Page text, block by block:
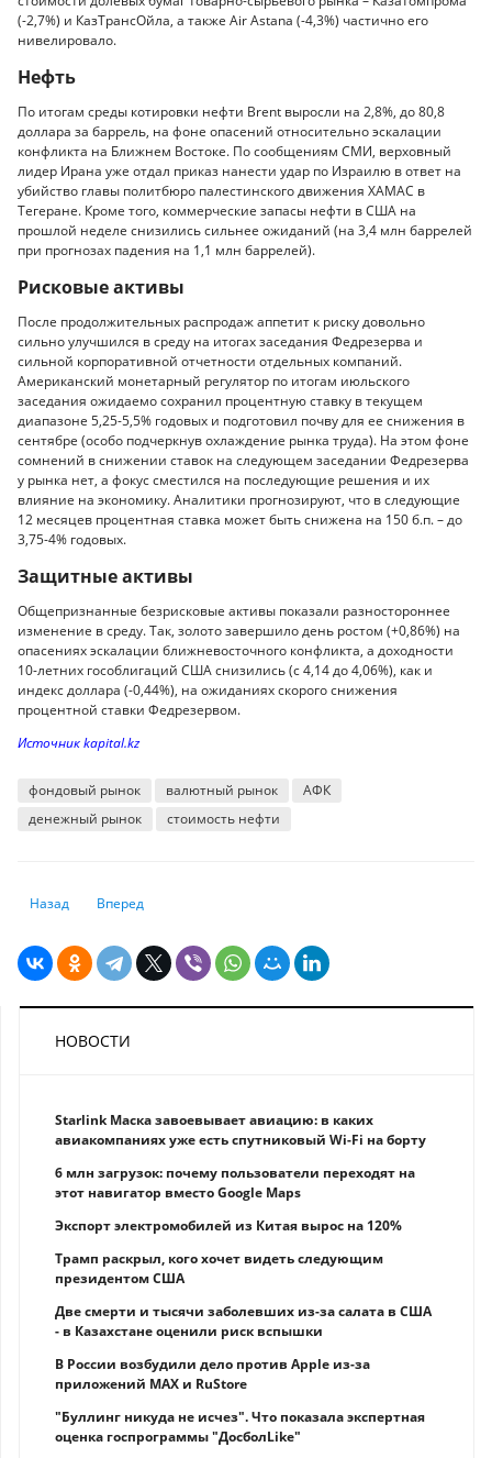
(-2,7%) и КазТрансОйла, а также Air Astana (-4,3%) частично его
нивелировало.
Нефть
По итогам среды котировки нефти Brent выросли на 2,8%, до 80,8
доллара за баррель, на фоне опасений относительно эскалации
конфликта на Ближнем Востоке. По сообщениям СМИ, верховный
лидер Ирана уже отдал приказ нанести удар по Израилю в ответ на
убийство главы политбюро палестинского движения ХАМАС в
Тегеране. Кроме того, коммерческие запасы нефти в США на
прошлой неделе снизились сильнее ожиданий (на 3,4 млн баррелей
при прогнозах падения на 1,1 млн баррелей).
Рисковые активы
После продолжительных распродаж аппетит к риску довольно
сильно улучшился в среду на итогах заседания Федрезерва и
сильной корпоративной отчетности отдельных компаний.
Американский монетарный регулятор по итогам июльского
заседания ожидаемо сохранил процентную ставку в текущем
диапазоне 5,25-5,5% годовых и подготовил почву для ее снижения в
сентябре (особо подчеркнув охлаждение рынка труда). На этом фоне
сомнений в снижении ставок на следующем заседании Федрезерва
у рынка нет, а фокус сместился на последующие решения и их
влияние на экономику. Аналитики прогнозируют, что в следующие
12 месяцев процентная ставка может быть снижена на 150 б.п. – до
3,75-4% годовых.
Защитные активы
Общепризнанные безрисковые активы показали разностороннее
изменение в среду. Так, золото завершило день ростом (+0,86%) на
опасениях эскалации ближневосточного конфликта, а доходности
10-летних гособлигаций США снизились (с 4,14 до 4,06%), как и
индекс доллара (-0,44%), на ожиданиях скорого снижения
процентной ставки Федрезервом.
Источник kapital.kz
фондовый рынок валютный рынок
АФК
денежный рынок
стоимость нефти
Предыдущий: Как научиться управлять личными финансами и не
Назад Следующий: Казахстан увеличивает продажи валюты:
Вперед
НОВОСТИ
Starlink Маска завоевывает авиацию: в каких
авиакомпаниях уже есть спутниковый Wi-Fi на борту
6 млн загрузок: почему пользователи переходят на
этот навигатор вместо Google Maps
Экспорт электромобилей из Китая вырос на 120%
Трамп раскрыл, кого хочет видеть следующим
президентом США
Две смерти и тысячи заболевших из-за салата в США
- в Казахстане оценили риск вспышки
В России возбудили дело против Apple из-за
приложений MAX и RuStore
"Буллинг никуда не исчез". Что показала экспертная
оценка госпрограммы "ДосболLike"